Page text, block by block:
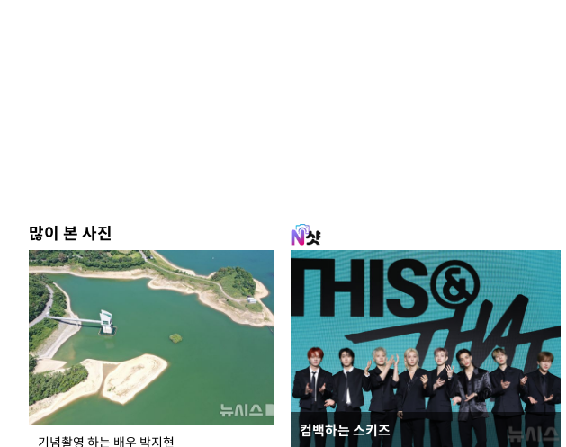
많이 본 사진
기념촬영 하는 배우 박지현
컴백하는 스키즈
이 대통령, 국가폭력 피해자에 위로·사과…"국가